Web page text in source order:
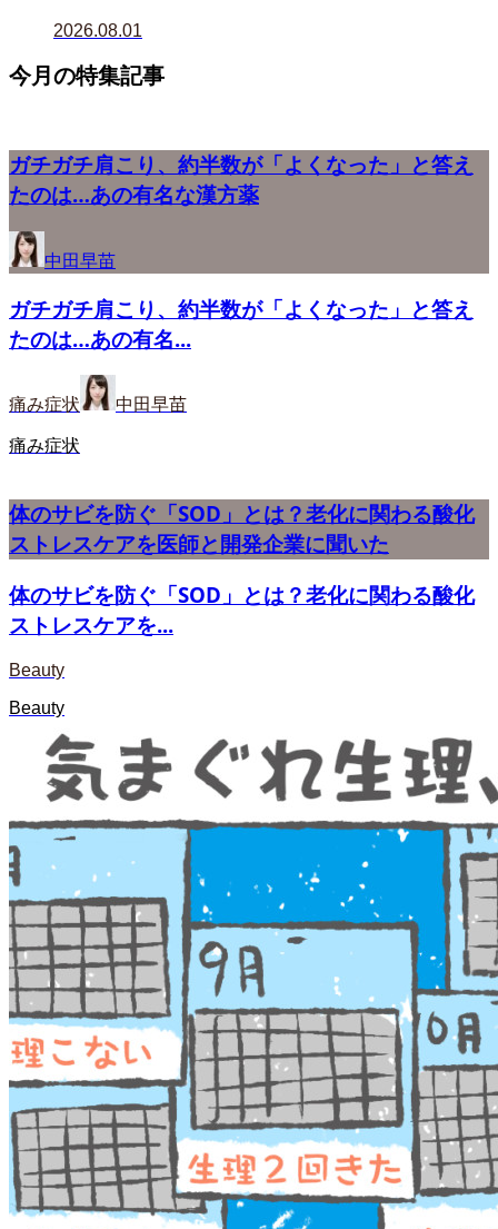
2026.08.01
今月の特集記事
ガチガチ肩こり、約半数が「よくなった」と答え
たのは…あの有名な漢方薬
中田早苗
ガチガチ肩こり、約半数が「よくなった」と答え
たのは…あの有名...
痛み症状 中田早苗
痛み症状
体のサビを防ぐ「SOD」とは？老化に関わる酸化
ストレスケアを医師と開発企業に聞いた
体のサビを防ぐ「SOD」とは？老化に関わる酸化
ストレスケアを...
Beauty
Beauty